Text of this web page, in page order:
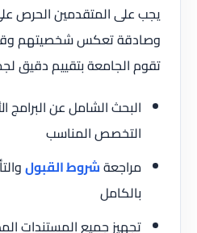
يجب على المتقدمين الحرص
وصادقة تعكس شخصيتهم
تقوم الجامعة بتقييم دقيق
البحث الشامل عن البرامج
التخصص المناسب
مراجعةشروط القبول
بالكامل
تجهيز جميع المستندات